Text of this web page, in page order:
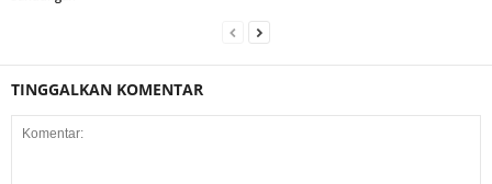
TINGGALKAN KOMENTAR